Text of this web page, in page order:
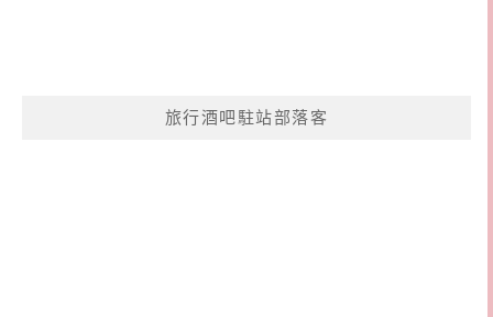
旅行酒吧駐站部落客